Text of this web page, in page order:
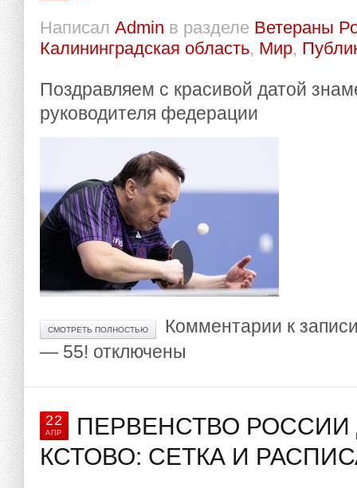
Написал Admin в разделе Ветераны
Калининградская область, Мир,
Поздравляем с красивой датой
руководителя федерации
СМОТРЕТЬ ПОЛНОСТЬЮ Комментарии к
— 55! отключены
22
АПР
ПЕРВЕНСТВО РОССИИ
КСТОВО: СЕТКА И